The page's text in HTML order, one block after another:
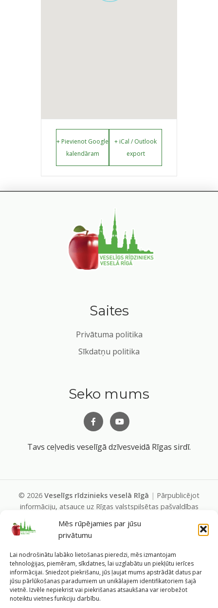
Mēs rūpējamies par jūsu
privātumu
Lai nodrošinātu labāko lietošanas pieredzi, mēs izmantojam
tehnoloģijas, piemēram, sīkdatnes, lai uzglabātu un piekļūtu ierīces
informācijai. Sniedzot piekrišanu, jūs ļaujat mums apstrādāt datus par
jūsu pārlūkošanas paradumiem un unikālajiem identifikatoriem šajā
vietnē. Izvēle nepiekrist vai piekrišanas atsaukšana var ierobežot
noteiktu vietnes funkciju darbību.
+ Pievienot Google
kalendāram
+ iCal / Outlook
export
Saites
Privātuma politika
Sīkdatņu politika
Seko mums
Tavs ceļvedis veselīgā dzīvesveidā Rīgas sirdī.
© 2026 Veselīgs rīdzinieks veselā Rīgā | Pārpublicējot
informāciju, atsauce uz Rīgas valstspilsētas pašvaldības
www.veseligsridzinieks.lvobligāta.
Pašvaldības portālu administrē Rīgas valstspilsētas
pašvaldības Labklājības departaments (Rīga, Baznīcas iela
19/23, LV-1010, e-pastsdl@riga.lv, mājas lapald.riga.lv